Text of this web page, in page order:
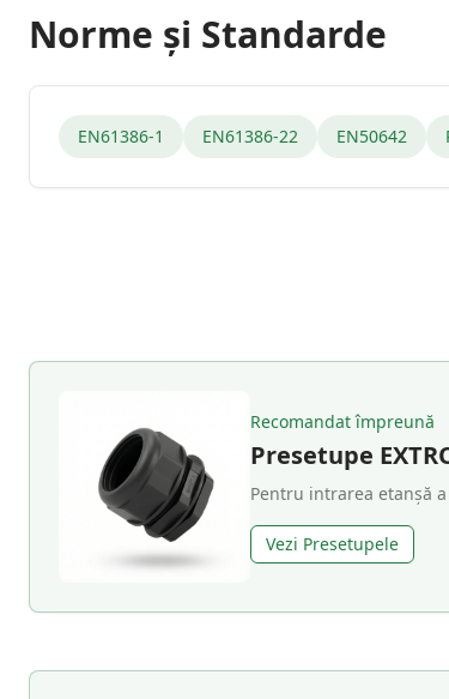
Norme și Standarde
EN61386-1 EN61386-22 EN50642
Recomandat împreună
Presetupe
Pentru intrarea etanșă
Vezi Presetupele